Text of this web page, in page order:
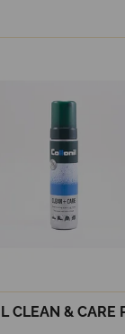
CLEAN & CARE